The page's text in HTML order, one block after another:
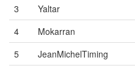
3
Yaltar
4
Mokarran
5
JeanMichelTiming